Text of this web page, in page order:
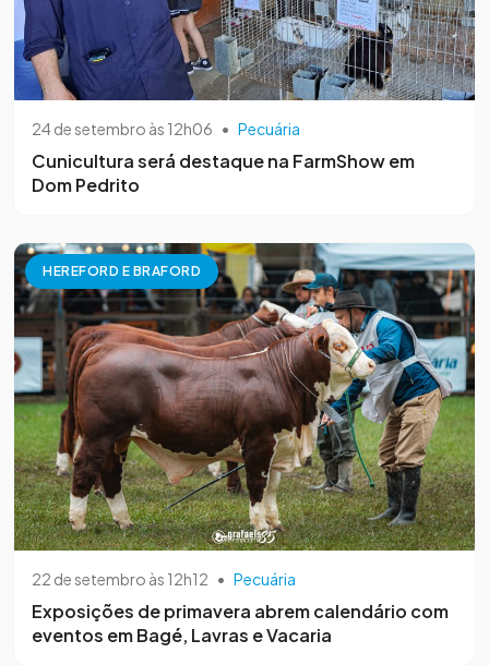
24 de setembro às 12h06 • Pecuária
Cunicultura será destaque na FarmShow em
Dom Pedrito
HEREFORD E BRAFORD
22 de setembro às 12h12 • Pecuária
Exposições de primavera abrem calendário com
eventos em Bagé, Lavras e Vacaria